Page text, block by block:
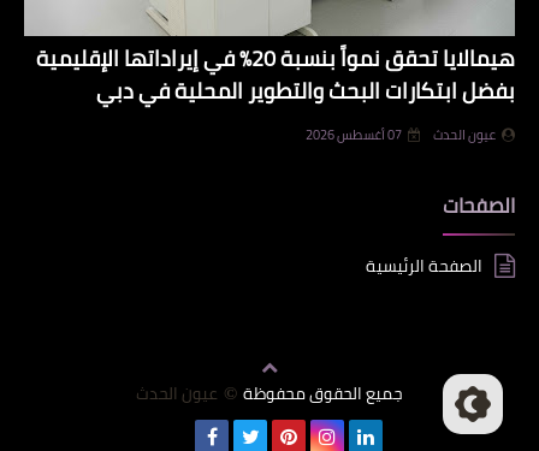
هيمالايا تحقق نمواً بنسبة 20% في إيراداتها الإقليمية
بفضل ابتكارات البحث والتطوير المحلية في دبي
عيون الحدث 07 أغسطس 2026
الصفحات
الصفحة الرئيسية
جميع الحقوق محفوظة © عيون الحدث